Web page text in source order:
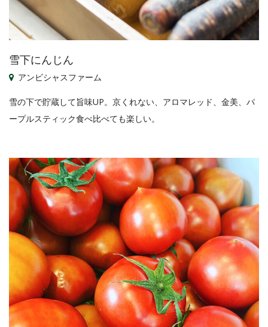
雪下にんじん
アンビシャスファーム
雪の下で貯蔵して旨味UP。京くれない、アロマレッド、金美、パ
ープルスティック食べ比べても楽しい。